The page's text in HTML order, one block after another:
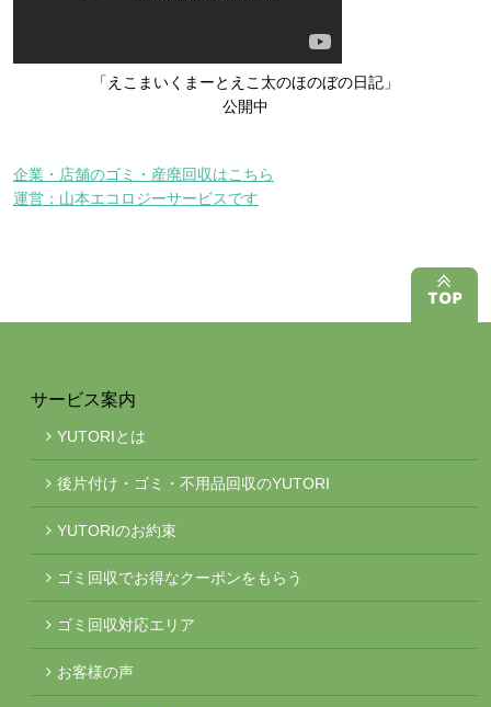
「えこまいくまーとえこ太のほのぼの日記」
公開中
企業・店舗のゴミ・産廃回収はこちら
運営：山本エコロジーサービスです
サービス案内
YUTORIとは
後片付け・ゴミ・不用品回収のYUTORI
YUTORIのお約束
ゴミ回収でお得なクーポンをもらう
ゴミ回収対応エリア
お客様の声